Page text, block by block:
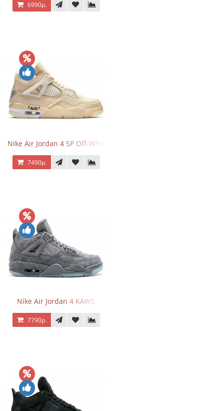
6990р.
Nike Air Jordan 4 SP Off-White Sail
7490р.
Nike Air Jordan 4 KAWS
7790р.